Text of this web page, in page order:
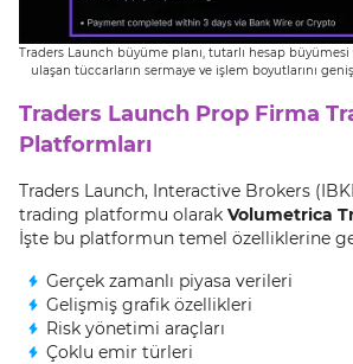
Traders Launch büyüme planı, tutarlı hesap
ulaşan tüccarların sermaye ve işlem boyutlarını
Traders Launch Prop Firma
Platformları
Traders Launch, Interactive Brokers
trading platformu olarak Volumetrica
İşte bu platformun temel özelliklerine
Gerçek zamanlı piyasa verileri
Gelişmiş grafik özellikleri
Risk yönetimi araçları
Çoklu emir türleri